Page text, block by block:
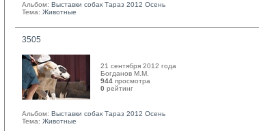
Альбом: Выставки собак Тараз 2012 Осень
Тема: Животные
3505
21 сентября 2012 года
Богданов М.М.
944 просмотра
0 рейтинг
Альбом: Выставки собак Тараз 2012 Осень
Тема: Животные